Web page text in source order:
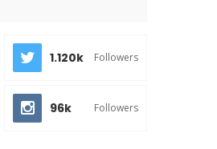
1.120k Followers
96k Followers